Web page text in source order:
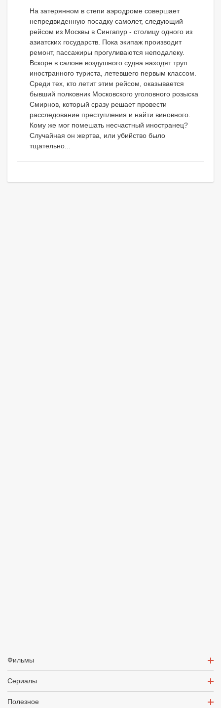
На затерянном в степи аэродроме совершает
непредвиденную посадку самолет, следующий
рейсом из Москвы в Сингапур - столицу одного из
азиатских государств. Пока экипаж производит
ремонт, пассажиры прогуливаются неподалеку.
Вскоре в салоне воздушного судна находят труп
иностранного туриста, летевшего первым классом.
Среди тех, кто летит этим рейсом, оказывается
бывший полковник Московского уголовного розыска
Смирнов, который сразу решает провести
расследование преступления и найти виновного.
Кому же мог помешать несчастный иностранец?
Случайная он жертва, или убийство было
тщательно...
Фильмы
Сериалы
Полезное